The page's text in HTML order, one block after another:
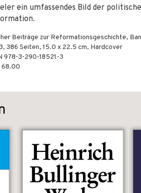
ein umfassendes Bild der
Beiträge zur Reformationsgeschichte,
, 386 Seiten, 15.0 x 22.5 cm, Hardcover
978-3-290-18521-3
68.00